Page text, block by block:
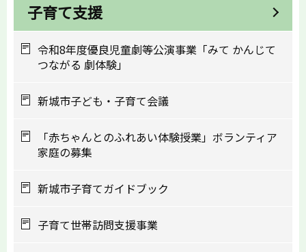
子育て支援
令和8年度優良児童劇等公演事業「みて かんじて
つながる 劇体験」
新城市子ども・子育て会議
「赤ちゃんとのふれあい体験授業」ボランティア
家庭の募集
新城市子育てガイドブック
子育て世帯訪問支援事業